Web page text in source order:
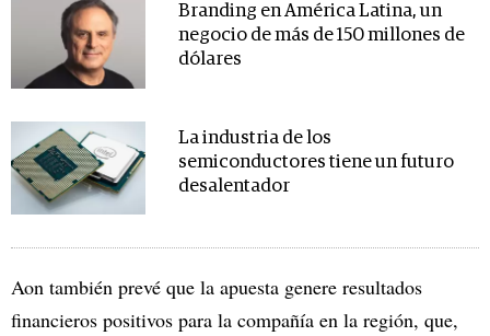
Branding en América Latina, un
negocio de más de 150 millones de
dólares
La industria de los
semiconductores tiene un futuro
desalentador
Aon también prevé que la apuesta genere resultados
financieros positivos para la compañía en la región, que,